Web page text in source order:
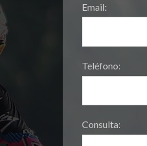
Email:
Teléfono:
Consulta: